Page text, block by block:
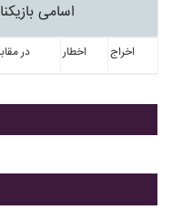
اسامی
در اخطار اخراج